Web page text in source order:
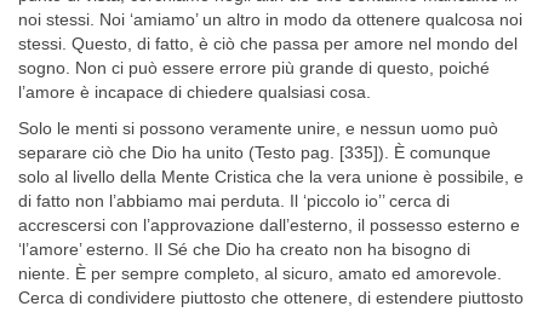
noi stessi. Noi ‘amiamo’ un altro in modo da ottenere qualcosa noi
stessi. Questo, di fatto, è ciò che passa per amore nel mondo del
sogno. Non ci può essere errore più grande di questo, poiché
l’amore è incapace di chiedere qualsiasi cosa.
Solo le menti si possono veramente unire, e nessun uomo può
sepa­rare ciò che Dio ha unito (Testo pag. [335]). È comunque
solo al livello della Mente Cristica che la vera unione è possibile, e
di fatto non l’ab­biamo mai perduta. Il ‘piccolo io’’ cerca di
accrescersi con l’approva­zione dall’esterno, il possesso esterno e
‘l’amore’ esterno. Il Sé che Dio ha creato non ha bisogno di
niente. È per sempre completo, al sicuro, amato ed amorevole.
Cerca di condividere piuttosto che ottenere, di estendere piuttosto